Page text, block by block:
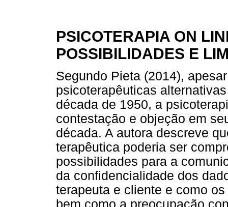
PSICOTERAPIA ON
POSSIBILIDADES E
Segundo Pieta (2014),
psicoterapêuticas
década de 1950, a
contestação e objeção em
década. A autora descreve
terapêutica poderia ser
possibilidades para a
da confidencialidade dos
terapeuta e cliente e como
bem como a preocupação